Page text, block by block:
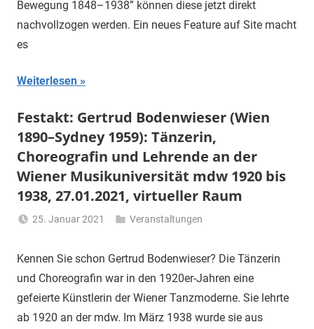
Bewegung 1848–1938” können diese jetzt direkt
nachvollzogen werden. Ein neues Feature auf Site macht
es
Weiterlesen
Festakt: Gertrud Bodenwieser (Wien
1890–Sydney 1959): Tänzerin,
Choreografin und Lehrende an der
Wiener Musikuniversität mdw 1920 bis
1938, 27.01.2021, virtueller Raum
25. Januar 2021
Gerhalter
Veranstaltungen
Kennen Sie schon Gertrud Bodenwieser? Die Tänzerin
und Choreografin war in den 1920er-Jahren eine
gefeierte Künstlerin der Wiener Tanzmoderne. Sie lehrte
ab 1920 an der mdw. Im März 1938 wurde sie aus